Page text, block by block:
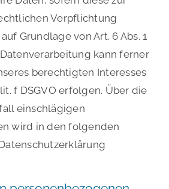
Verpflichtung
Grundlage von Art. 6 Abs. 1
Datenverarbeitung kann ferner
berechtigten Interesses
lit. f DSGVO erfolgen. Über die
einschlägigen
wird in den folgenden